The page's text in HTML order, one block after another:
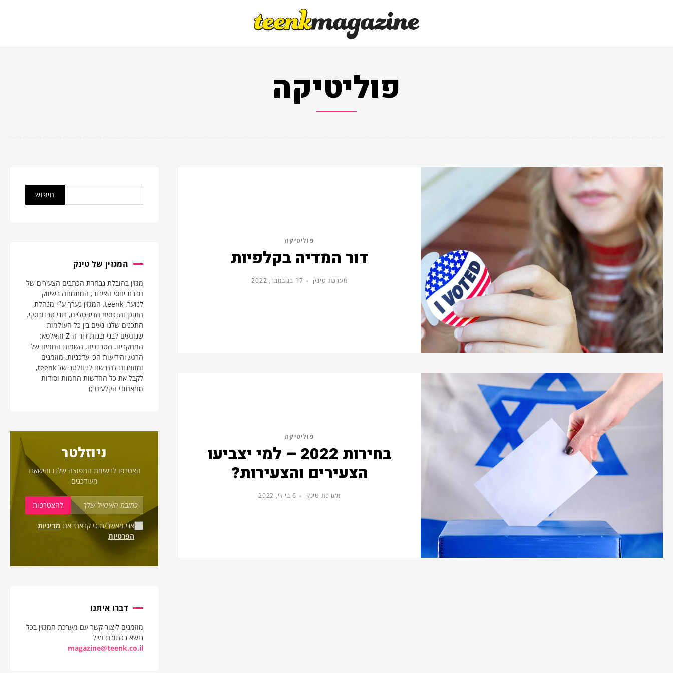
פוליטיקה
פוליטיקה
דור המדיה בקלפיות
מערכת טינק 17 בנובמבר, 2022
פוליטיקה
בחירות 2022 – למי יצביעו
הצעירים והצעירות?
מערכת טינק 6 ביולי, 2022
המגזין של טינק
מגזין בהובלת נבחרת הכתבים הצעירים של
חברת יחסי הציבור, המתמחה בשיווק
לנוער, teenk. המגזין נערך ע״י מנהלת
התוכן והנכסים הדיגיטליים, רוני טרנובסקי.
התכנים שלנו נעים בין כל העולמות
שנוגעים לבני ובנות דור ה-Z והאלפא:
המחקרים, הטרנדים, השמות החמים של
הרגע והידיעות הכי עדכניות. מוזמנים
ומוזמנות להירשם לניוזלטר של teenk,
לקבל את כל החדשות החמות וסודות
ממאחורי הקלעים ;)
ניוזלטר
הצטרפו לרשימת התפוצה שלנו והישארו
מעודכנים
אני מאשר/ת כי קראתי את מדיניות
הפרטיות
דברו איתנו
מוזמנים ליצור קשר עם מערכת המגזין בכל
נושא בכתובת מייל
magazine@teenk.co.il